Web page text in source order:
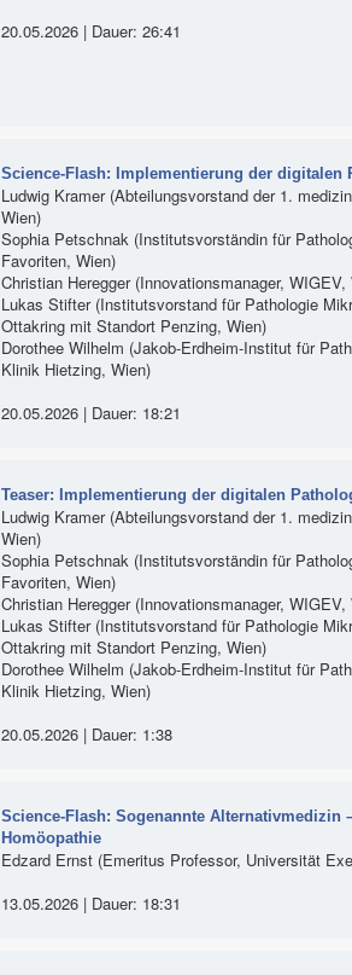
20.05.2026 | Dauer: 26:41
Science-Flash: Implementierung der digitalen
Ludwig Kramer (Abteilungsvorstand der 1.
Wien)
Sophia Petschnak (Institutsvorständin für
Favoriten, Wien)
Christian Heregger (Innovationsmanager, WIGEV,
Lukas Stifter (Institutsvorstand für Pathologie
Ottakring mit Standort Penzing, Wien)
Dorothee Wilhelm (Jakob-Erdheim-Institut für
Klinik Hietzing, Wien)
20.05.2026 | Dauer: 18:21
Teaser: Implementierung der digitalen
Ludwig Kramer (Abteilungsvorstand der 1.
Wien)
Sophia Petschnak (Institutsvorständin für
Favoriten, Wien)
Christian Heregger (Innovationsmanager, WIGEV,
Lukas Stifter (Institutsvorstand für Pathologie
Ottakring mit Standort Penzing, Wien)
Dorothee Wilhelm (Jakob-Erdheim-Institut für
Klinik Hietzing, Wien)
20.05.2026 | Dauer: 1:38
Science-Flash: Sogenannte Alternativmedizin
Homöopathie
Edzard Ernst (Emeritus Professor, Universität
13.05.2026 | Dauer: 18:31